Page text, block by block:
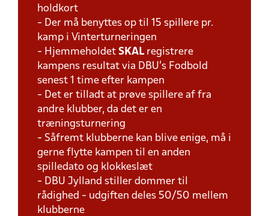
holdkort
- Der må benyttes op til 15 spillere pr.
kamp i Vinterturneringen
- Hjemmeholdet SKAL registrere
kampens resultat via DBU's Fodbold
senest 1 time efter kampen
- Det er tilladt at prøve spillere af fra
andre klubber, da det er en
træningsturnering
- Såfremt klubberne kan blive enige, må i
gerne flytte kampen til en anden
spilledato og klokkeslæt
- DBU Jylland stiller dommer til
rådighed - udgiften deles 50/50 mellem
klubberne